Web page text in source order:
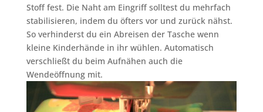
Stoff fest. Die Naht am Eingriff solltest du mehrfach
stabilisieren, indem du öfters vor und zurück nähst.
So verhinderst du ein Abreisen der Tasche wenn
kleine Kinderhände in ihr wühlen. Automatisch
verschließt du beim Aufnähen auch die
Wendeöffnung mit.